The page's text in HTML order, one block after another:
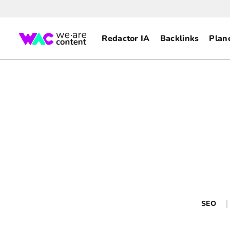
Redactor IA Backlinks
SEO